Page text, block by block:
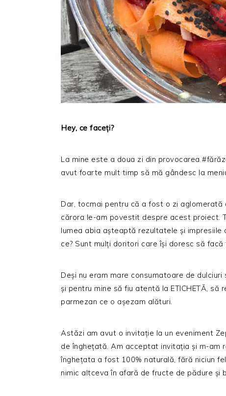
Hey, ce faceți?
La mine este a doua zi din provocarea
avut foarte mult timp să mă gândesc la
Dar, tocmai pentru că a fost o zi
cărora le-am povestit despre acest proiect.
lumea abia așteaptă rezultatele și
ce? Sunt mulți doritori care își doresc să
Deși nu eram mare consumatoare de
și pentru mine să fiu atentă la ETICHETĂ, să
parmezan ce o așezam alături.
Astăzi am avut o invitație la un eveniment
de înghețată. Am acceptat invitația și m-am
înghețata a fost 100% naturală, fără niciun
nimic altceva în afară de fructe de pădure și